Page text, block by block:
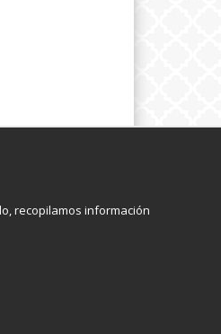
recopilamos información